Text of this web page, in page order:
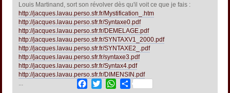
Louis Martinand, sort son révolver dès qu'il voit ce que je fais :
http://jacques.lavau.perso.sfr.fr/Mystification_.htm
http://jacques.lavau.perso.sfr.fr/Syntaxe0.pdf
http://jacques.lavau.perso.sfr.fr/DEMELAGE.pdf
http://jacques.lavau.perso.sfr.fr/SYNTAXV1_2000.pdf
http://jacques.lavau.perso.sfr.fr/SYNTAXE2_.pdf
http://jacques.lavau.perso.sfr.fr/syntaxe3.pdf
http://jacques.lavau.perso.sfr.fr/Syntax4.pdf
http://jacques.lavau.perso.sfr.fr/DIMENSIN.pdf
...
Facebook
Twitter WhatsApp
Share